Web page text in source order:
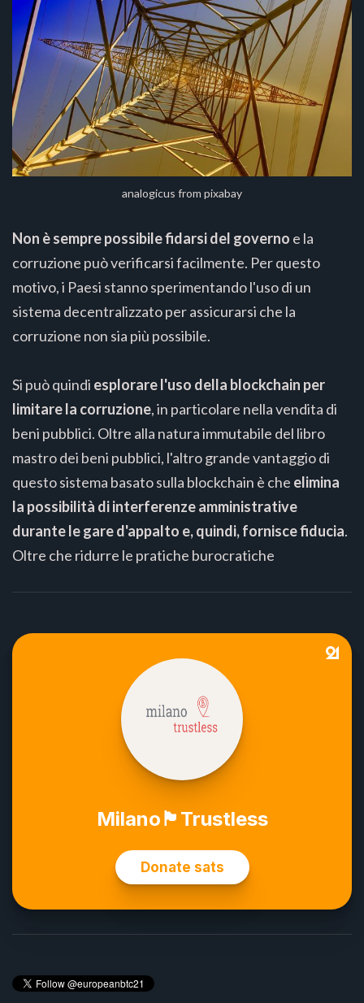
analogicus from pixabay
Non è sempre possibile fidarsi del governo e la
corruzione può verificarsi facilmente. Per questo
motivo, i Paesi stanno sperimentando l'uso di un
sistema decentralizzato per assicurarsi che la
corruzione non sia più possibile.
Si può quindi esplorare l'uso della blockchain per
limitare la corruzione, in particolare nella vendita di
beni pubblici. Oltre alla natura immutabile del libro
mastro dei beni pubblici, l'altro grande vantaggio di
questo sistema basato sulla blockchain è che elimina
la possibilità di interferenze amministrative
durante le gare d'appalto e, quindi, fornisce fiducia.
Oltre che ridurre le pratiche burocratiche